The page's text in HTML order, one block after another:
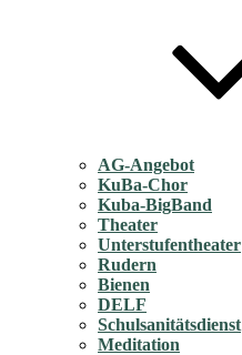
AG-Angebot
KuBa-Chor
Kuba-BigBand
Theater
Unterstufentheater
Rudern
Bienen
DELF
Schulsanitätsdienst
Meditation